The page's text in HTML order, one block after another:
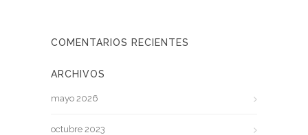
COMENTARIOS RECIENTES
ARCHIVOS
mayo 2026
octubre 2023